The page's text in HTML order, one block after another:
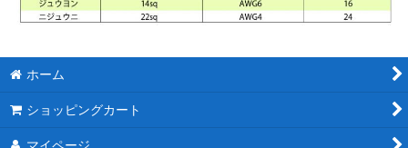
ホーム
ショッピングカート
マイページ